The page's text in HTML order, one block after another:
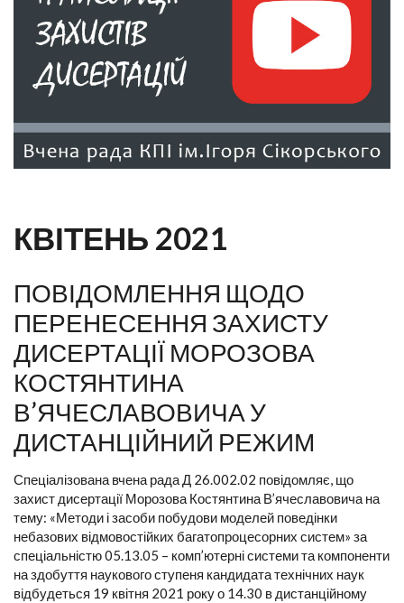
КВІТЕНЬ 2021
ПОВІДОМЛЕННЯ ЩОДО
ПЕРЕНЕСЕННЯ ЗАХИСТУ
ДИСЕРТАЦІЇ МОРОЗОВА
КОСТЯНТИНА
В’ЯЧЕСЛАВОВИЧА У
ДИСТАНЦІЙНИЙ РЕЖИМ
Спеціалізована вчена рада Д 26.002.02 повідомляє, що
захист дисертації Морозова Костянтина В’ячеславовича на
тему: «Методи і засоби побудови моделей поведінки
небазових відмовостійких багатопроцесорних систем» за
спеціальністю 05.13.05 – комп’ютерні системи та компоненти
на здобуття наукового ступеня кандидата технічних наук
відбудеться 19 квітня 2021 року о 14.30 в дистанційному